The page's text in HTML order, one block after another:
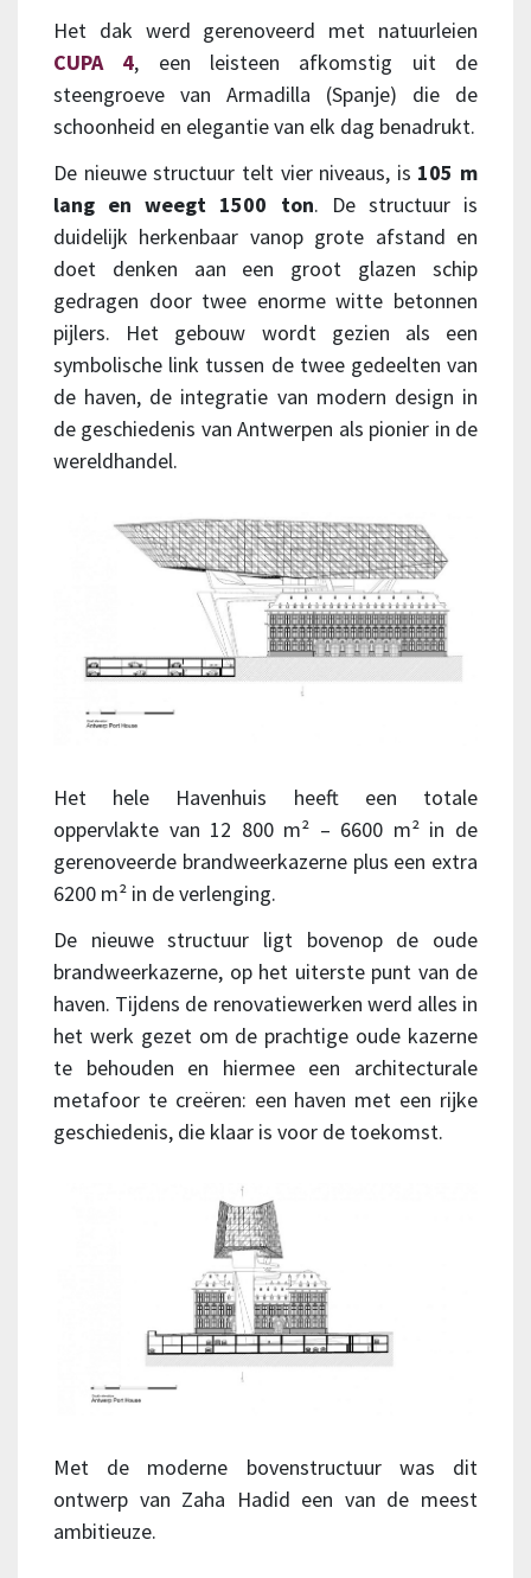
Het dak werd gerenoveerd met natuurleien
CUPA 4, een leisteen afkomstig uit de
steengroeve van Armadilla (Spanje) die de
schoonheid en elegantie van elk dag benadrukt.
De nieuwe structuur telt vier niveaus, is 105 m
lang en weegt 1500 ton. De structuur is
duidelijk herkenbaar vanop grote afstand en
doet denken aan een groot glazen schip
gedragen door twee enorme witte betonnen
pijlers. Het gebouw wordt gezien als een
symbolische link tussen de twee gedeelten van
de haven, de integratie van modern design in
de geschiedenis van Antwerpen als pionier in de
wereldhandel.
Het hele Havenhuis heeft een totale
oppervlakte van 12 800 m² – 6600 m² in de
gerenoveerde brandweerkazerne plus een extra
6200 m² in de verlenging.
De nieuwe structuur ligt bovenop de oude
brandweerkazerne, op het uiterste punt van de
haven. Tijdens de renovatiewerken werd alles in
het werk gezet om de prachtige oude kazerne
te behouden en hiermee een architecturale
metafoor te creëren: een haven met een rijke
geschiedenis, die klaar is voor de toekomst.
Met de moderne bovenstructuur was dit
ontwerp van Zaha Hadid een van de meest
ambitieuze.